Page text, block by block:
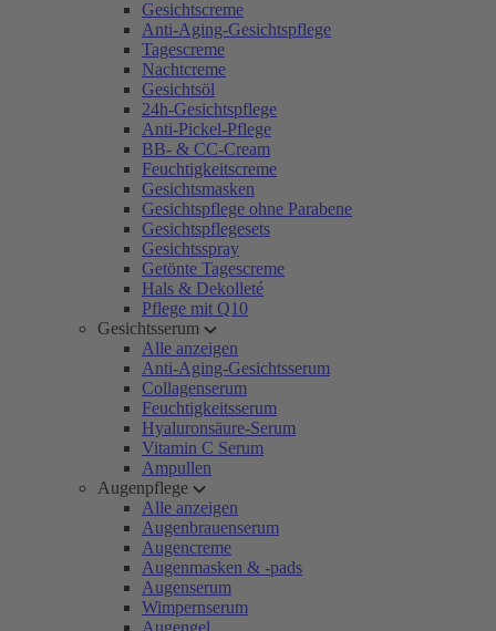
Gesichtscreme
Anti-Aging-Gesichtspflege
Tagescreme
Nachtcreme
Gesichtsöl
24h-Gesichtspflege
Anti-Pickel-Pflege
BB- & CC-Cream
Feuchtigkeitscreme
Gesichtsmasken
Gesichtspflege ohne Parabene
Gesichtspflegesets
Gesichtsspray
Getönte Tagescreme
Hals & Dekolleté
Pflege mit Q10
Gesichtsserum
Alle anzeigen
Anti-Aging-Gesichtsserum
Collagenserum
Feuchtigkeitsserum
Hyaluronsäure-Serum
Vitamin C Serum
Ampullen
Augenpflege
Alle anzeigen
Augenbrauenserum
Augencreme
Augenmasken & -pads
Augenserum
Wimpernserum
Augengel